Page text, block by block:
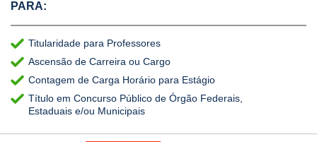
PARA:
Titularidade para Professores
Ascensão de Carreira ou Cargo
Contagem de Carga Horário para Estágio
Título em Concurso Público de Órgão Federais,
Estaduais e/ou Municipais